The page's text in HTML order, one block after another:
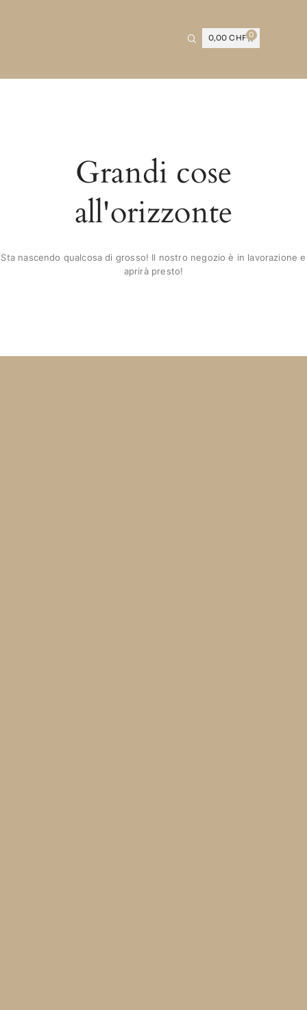
0,00CHF 0
Grandi cose
all'orizzonte
Sta nascendo qualcosa di grosso! Il nostro negozio è in lavorazione e
aprirà presto!